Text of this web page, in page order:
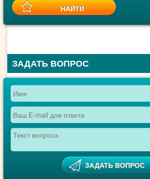
ЗАДАТЬ ВОПРОС